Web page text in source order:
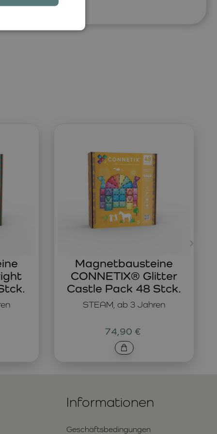
STEAM, ab 3 Jahren
Magnetbausteine
CONNETIX® Glitter
Castle Pack 48 Stck.
74,90 €
Informationen
Geschäftsbedingungen